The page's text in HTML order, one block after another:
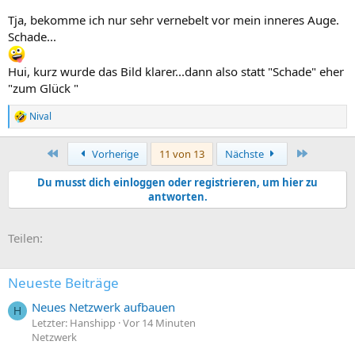
Tja, bekomme ich nur sehr vernebelt vor mein inneres Auge.
Schade...
Hui, kurz wurde das Bild klarer...dann also statt "Schade" eher
"zum Glück "
R
e
t
n
n
Nival
Erste Vorherige 11 von 13 Nächste
Du musst dich einloggen oder registrieren, um hier zu
antworten.
Teilen:
Neueste Beiträge
H Neues Netzwerk aufbauen
Letzter: Hanshipp Vor 14 Minuten
Netzwerk